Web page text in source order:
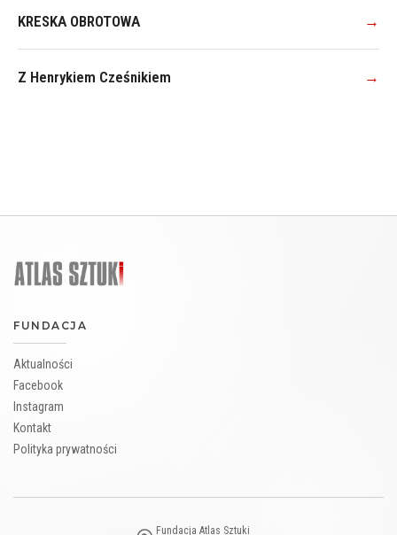
KRESKA OBROTOWA →
Z Henrykiem Cześnikiem →
FUNDACJA
Aktualności
Facebook
Instagram
Kontakt
Polityka prywatności
Fundacja Atlas Sztuki